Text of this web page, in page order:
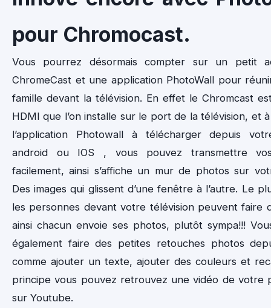
pour Chromocast.
Vous pourrez désormais compter sur un petit
ChromeCast et une application PhotoWall pour
famille devant la télévision. En effet le Chromcast
HDMI que l’on installe sur le port de la télévision, et
l’application Photowall à télécharger depuis
android ou IOS , vous pouvez transmettre
facilement, ainsi s’affiche un mur de photos sur
Des images qui glissent d’une fenêtre à l’autre. Le
les personnes devant votre télévision peuvent faire
ainsi chacun envoie ses photos, plutôt sympa!!!
également faire des petites retouches photos
comme ajouter un texte, ajouter des couleurs et
principe vous pouvez retrouvez une vidéo de votre
sur Youtube.